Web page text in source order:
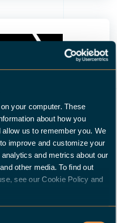
your computer. These
about how you
us to remember you. We
improve and customize your
and metrics about our
other media. To find out
see our Cookie Policy and
CENTER, UAB
st. 38
Kaunas
PIÙ